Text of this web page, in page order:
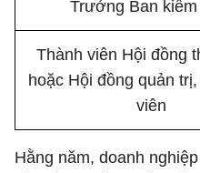
Trưởng Ban
Thành viên Hội đồng
hoặc Hội đồng quản
viên
Hằng năm, doanh